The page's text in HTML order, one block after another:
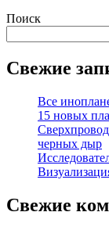
Поиск
Свежие
Все
15 новых
черных дыр
Свежие